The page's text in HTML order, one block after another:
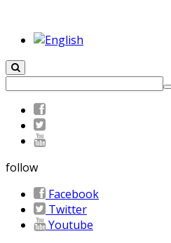
follow
Facebook
Twitter
Youtube